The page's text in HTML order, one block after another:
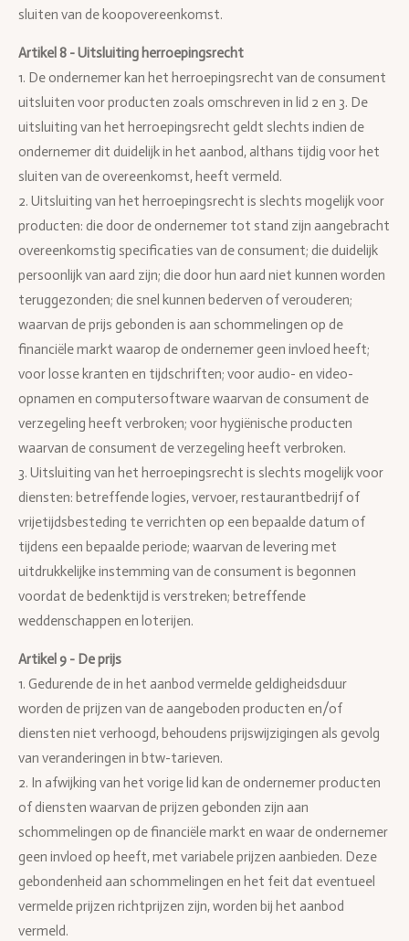
sluiten van de koopovereenkomst.
Artikel 8 - Uitsluiting herroepingsrecht
1. De ondernemer kan het herroepingsrecht van de consument
uitsluiten voor producten zoals omschreven in lid 2 en 3. De
uitsluiting van het herroepingsrecht geldt slechts indien de
ondernemer dit duidelijk in het aanbod, althans tijdig voor het
sluiten van de overeenkomst, heeft vermeld.
2. Uitsluiting van het herroepingsrecht is slechts mogelijk voor
producten: die door de ondernemer tot stand zijn aangebracht
overeenkomstig specificaties van de consument; die duidelijk
persoonlijk van aard zijn; die door hun aard niet kunnen worden
teruggezonden; die snel kunnen bederven of verouderen;
waarvan de prijs gebonden is aan schommelingen op de
financiële markt waarop de ondernemer geen invloed heeft;
voor losse kranten en tijdschriften; voor audio- en video-
opnamen en computersoftware waarvan de consument de
verzegeling heeft verbroken; voor hygiënische producten
waarvan de consument de verzegeling heeft verbroken.
3. Uitsluiting van het herroepingsrecht is slechts mogelijk voor
diensten: betreffende logies, vervoer, restaurantbedrijf of
vrijetijdsbesteding te verrichten op een bepaalde datum of
tijdens een bepaalde periode; waarvan de levering met
uitdrukkelijke instemming van de consument is begonnen
voordat de bedenktijd is verstreken; betreffende
weddenschappen en loterijen.
Artikel 9 - De prijs
1. Gedurende de in het aanbod vermelde geldigheidsduur
worden de prijzen van de aangeboden producten en/of
diensten niet verhoogd, behoudens prijswijzigingen als gevolg
van veranderingen in btw-tarieven.
2. In afwijking van het vorige lid kan de ondernemer producten
of diensten waarvan de prijzen gebonden zijn aan
schommelingen op de financiële markt en waar de ondernemer
geen invloed op heeft, met variabele prijzen aanbieden. Deze
gebondenheid aan schommelingen en het feit dat eventueel
vermelde prijzen richtprijzen zijn, worden bij het aanbod
vermeld.